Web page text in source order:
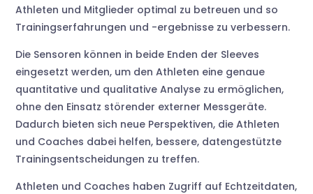
Athleten und Mitglieder optimal zu betreuen und so
Trainingserfahrungen und -ergebnisse zu verbessern.
Die Sensoren können in beide Enden der Sleeves
eingesetzt werden, um den Athleten eine genaue
quantitative und qualitative Analyse zu ermöglichen,
ohne den Einsatz störender externer Messgeräte.
Dadurch bieten sich neue Perspektiven, die Athleten
und Coaches dabei helfen, bessere, datengestützte
Trainingsentscheidungen zu treffen.
Athleten und Coaches haben Zugriff auf Echtzeitdaten,